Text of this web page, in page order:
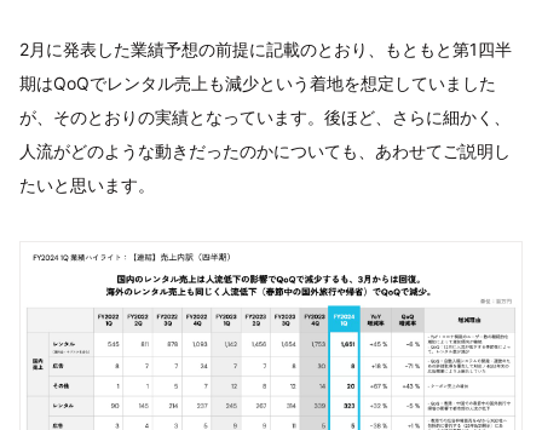
2月に発表した業績予想の前提に記載のとおり、もともと第1四半
期はQoQでレンタル売上も減少という着地を想定していました
が、そのとおりの実績となっています。後ほど、さらに細かく、
人流がどのような動きだったのかについても、あわせてご説明し
たいと思います。